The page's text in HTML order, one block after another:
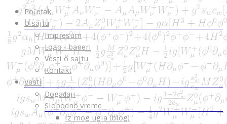
Početak
O sajtu
Impresum
Logo i baneri
Vesti o sajtu
Kontakt
Vesti
Događaji
Slobodno vreme
Iz mog ugla (blog)